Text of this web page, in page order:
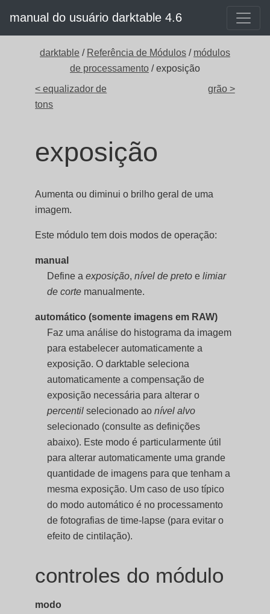
manual do usuário darktable 4.6
darktable / Referência de Módulos / módulos
de processamento / exposição
< equalizador de
tons
grão >
exposição
Aumenta ou diminui o brilho geral de uma
imagem.
Este módulo tem dois modos de operação:
manual
Define aexposição,nível de preto elimiar
de corte manualmente.
automático (somente imagens em RAW)
Faz uma análise do histograma da imagem
para estabelecer automaticamente a
exposição. O darktable seleciona
automaticamente a compensação de
exposição necessária para alterar o
percentil selecionado aonível alvo
selecionado (consulte as definições
abaixo). Este modo é particularmente útil
para alterar automaticamente uma grande
quantidade de imagens para que tenham a
mesma exposição. Um caso de uso típico
do modo automático é no processamento
de fotografias de time-lapse (para evitar o
efeito de cintilação).
controles do módulo
modo